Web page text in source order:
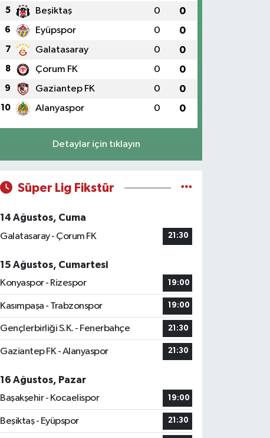
5 Beşiktaş 0 0
6 Eyüpspor 0 0
7 Galatasaray 0 0
8 Çorum FK 0 0
9 Gaziantep FK 0 0
10 Alanyaspor 0 0
Detaylar için tıklayın
Süper Lig Fikstür
14 Ağustos, Cuma
Galatasaray - Çorum FK
21:30
15 Ağustos, Cumartesi
Konyaspor - Rizespor
19:00
Kasımpaşa - Trabzonspor 19:00
Gençlerbirliği S.K. - Fenerbahçe 21:30
Gaziantep FK - Alanyaspor 21:30
16 Ağustos, Pazar
Başakşehir - Kocaelispor
19:00
Beşiktaş - Eyüpspor 21:30